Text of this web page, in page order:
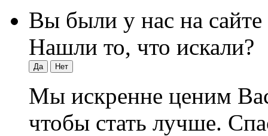
Вы были у нас на сайте
Нашли то, что искали?
Да Нет
Мы искренне ценим
чтобы стать лучше.